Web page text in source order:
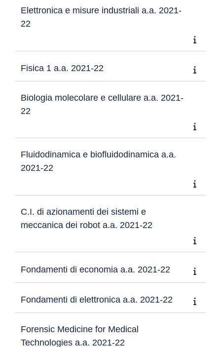
Elettronica e misure industriali a.a. 2021-
22
Fisica 1 a.a. 2021-22
Biologia molecolare e cellulare a.a. 2021-
22
Fluidodinamica e biofluidodinamica a.a.
2021-22
C.I. di azionamenti dei sistemi e
meccanica dei robot a.a. 2021-22
Fondamenti di economia a.a. 2021-22
Fondamenti di elettronica a.a. 2021-22
Forensic Medicine for Medical
Technologies a.a. 2021-22